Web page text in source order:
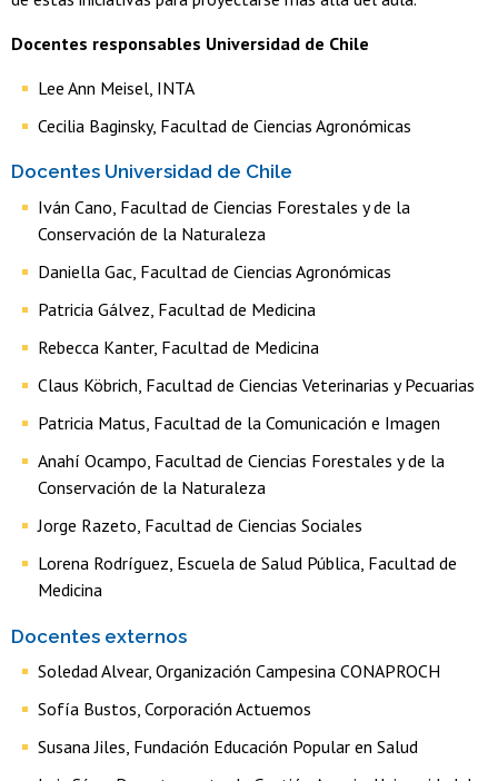
Docentes responsables Universidad de Chile
Lee Ann Meisel, INTA
Cecilia Baginsky, Facultad de Ciencias Agronómicas
Docentes Universidad de Chile
Iván Cano, Facultad de Ciencias Forestales y de la
Conservación de la Naturaleza
Daniella Gac, Facultad de Ciencias Agronómicas
Patricia Gálvez, Facultad de Medicina
Rebecca Kanter, Facultad de Medicina
Claus Köbrich, Facultad de Ciencias Veterinarias y Pecuarias
Patricia Matus, Facultad de la Comunicación e Imagen
Anahí Ocampo, Facultad de Ciencias Forestales y de la
Conservación de la Naturaleza
Jorge Razeto, Facultad de Ciencias Sociales
Lorena Rodríguez, Escuela de Salud Pública, Facultad de
Medicina
Docentes externos
Soledad Alvear, Organización Campesina CONAPROCH
Sofía Bustos, Corporación Actuemos
Susana Jiles, Fundación Educación Popular en Salud